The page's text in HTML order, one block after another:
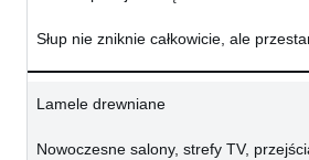
Słup nie zniknie całkowicie, ale
Lamele drewniane
Nowoczesne salony, strefy TV,